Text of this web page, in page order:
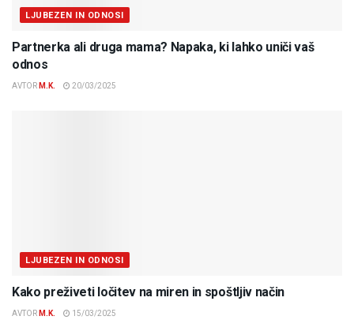
LJUBEZEN IN ODNOSI
Partnerka ali druga mama? Napaka, ki lahko uniči vaš
odnos
AVTOR M.K. 20/03/2025
LJUBEZEN IN ODNOSI
Kako preživeti ločitev na miren in spoštljiv način
AVTOR M.K. 15/03/2025